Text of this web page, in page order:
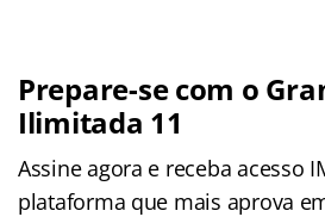
Prepare-se com o
Ilimitada 11
Assine agora e receba acesso
plataforma que mais aprova